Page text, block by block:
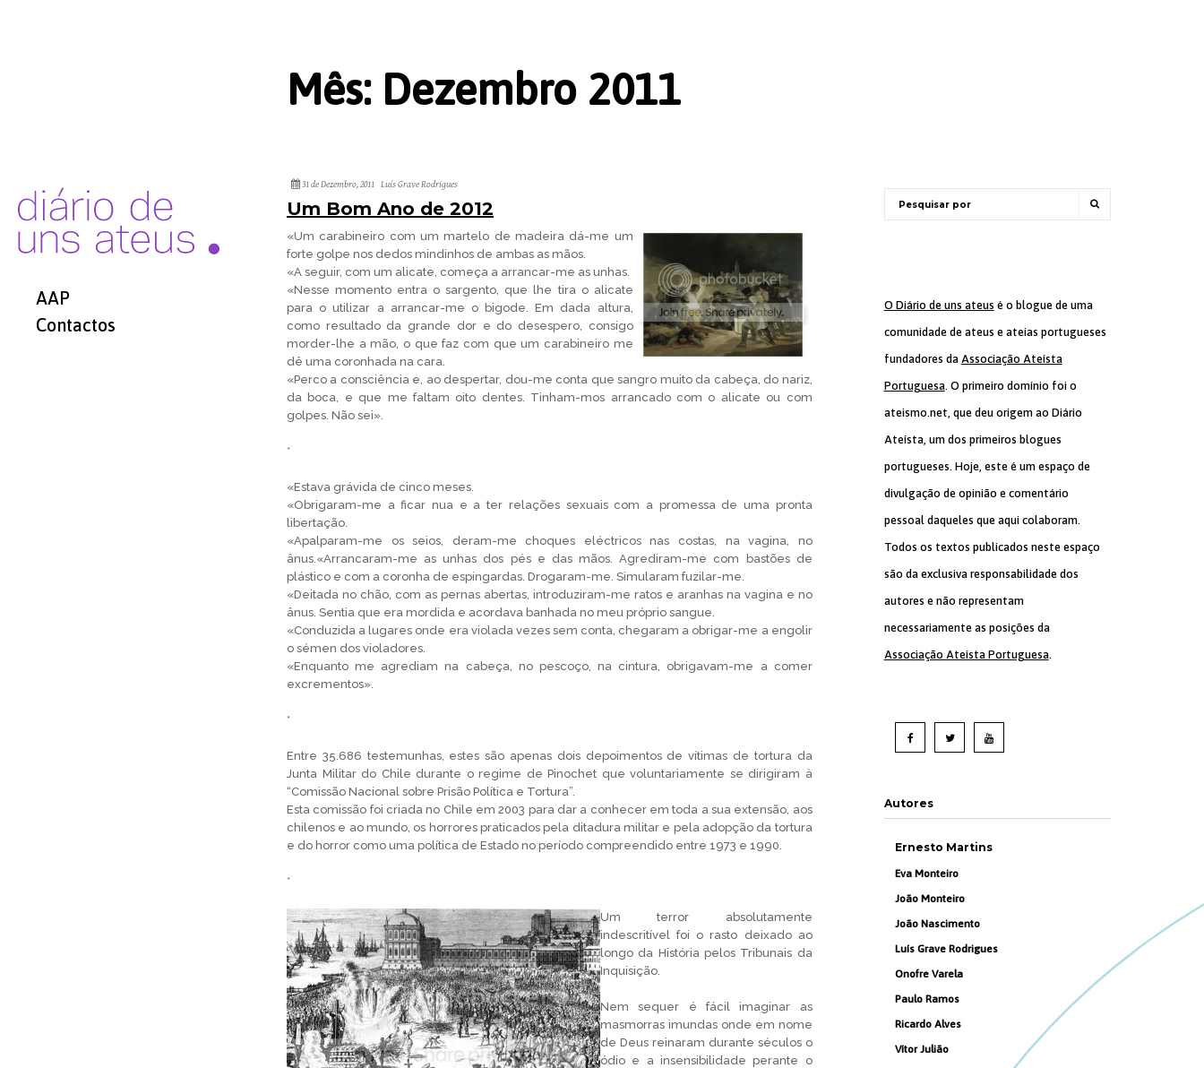
AAP
Contactos
Mês: Dezembro 2011
31 de Dezembro, 2011 Luís Grave Rodrigues
Um Bom Ano de 2012
«Um carabineiro com um martelo de madeira dá-me um
forte golpe nos dedos mindinhos de ambas as mãos.
«A seguir, com um alicate, começa a arrancar-me as unhas.
«Nesse momento entra o sargento, que lhe tira o alicate
para o utilizar a arrancar-me o bigode. Em dada altura,
como resultado da grande dor e do desespero, consigo
morder-lhe a mão, o que faz com que um carabineiro me
dê uma coronhada na cara.
«Perco a consciência e, ao despertar, dou-me conta que sangro muito da cabeça, do nariz,
da boca, e que me faltam oito dentes. Tinham-mos arrancado com o alicate ou com
golpes. Não sei».
*
«Estava grávida de cinco meses.
«Obrigaram-me a ficar nua e a ter relações sexuais com a promessa de uma pronta
libertação.
«Apalparam-me os seios, deram-me choques eléctricos nas costas, na vagina, no
ânus.«Arrancaram-me as unhas dos pés e das mãos. Agrediram-me com bastões de
plástico e com a coronha de espingardas. Drogaram-me. Simularam fuzilar-me.
«Deitada no chão, com as pernas abertas, introduziram-me ratos e aranhas na vagina e no
ânus. Sentia que era mordida e acordava banhada no meu próprio sangue.
«Conduzida a lugares onde era violada vezes sem conta, chegaram a obrigar-me a engolir
o sémen dos violadores.
«Enquanto me agrediam na cabeça, no pescoço, na cintura, obrigavam-me a comer
excrementos».
*
Entre 35.686 testemunhas, estes são apenas dois depoimentos de vítimas de tortura da
Junta Militar do Chile durante o regime de Pinochet que voluntariamente se dirigiram à
“Comissão Nacional sobre Prisão Política e Tortura”.
Esta comissão foi criada no Chile em 2003 para dar a conhecer em toda a sua extensão, aos
chilenos e ao mundo, os horrores praticados pela ditadura militar e pela adopção da tortura
e do horror como uma política de Estado no período compreendido entre 1973 e 1990.
*
Um terror absolutamente
indescritível foi o rasto deixado ao
longo da História pelos Tribunais da
Inquisição.
Nem sequer é fácil imaginar as
masmorras imundas onde em nome
de Deus reinaram durante séculos o
ódio e a insensibilidade perante o
O Diário de uns ateus é o blogue de uma
comunidade de ateus e ateias portugueses
fundadores da Associação Ateísta
Portuguesa. O primeiro domínio foi o
ateismo.net, que deu origem ao Diário
Ateísta, um dos primeiros blogues
portugueses. Hoje, este é um espaço de
divulgação de opinião e comentário
pessoal daqueles que aqui colaboram.
Todos os textos publicados neste espaço
são da exclusiva responsabilidade dos
autores e não representam
necessariamente as posições da
Associação Ateísta Portuguesa.
Autores
Ernesto Martins
Eva Monteiro
João Monteiro
João Nascimento
Luís Grave Rodrigues
Onofre Varela
Paulo Ramos
Ricardo Alves
Vítor Julião